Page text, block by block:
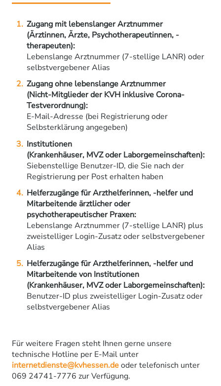
Zugang mit lebenslanger Arztnummer
(Ärztinnen, Ärzte, Psychotherapeutinnen, -
therapeuten):
Lebenslange Arztnummer (7-stellige LANR) oder
selbstvergebener Alias
Zugang ohne lebenslange Arztnummer
(Nicht-Mitglieder der KVH inklusive Corona-
Testverordnung):
E-Mail-Adresse (bei Registrierung oder
Selbsterklärung angegeben)
Institutionen
(Krankenhäuser, MVZ oder Laborgemeinschaften):
Siebenstellige Benutzer-ID, die Sie nach der
Registrierung per Post erhalten haben
Helferzugänge für Arzthelferinnen, -helfer und
Mitarbeitende ärztlicher oder
psychotherapeutischer Praxen:
Lebenslange Arztnummer (7-stellige LANR) plus
zweistelliger Login-Zusatz oder selbstvergebener
Alias
Helferzugänge für Arzthelferinnen, -helfer und
Mitarbeitende von Institutionen
(Krankenhäuser, MVZ oder Laborgemeinschaften):
Benutzer-ID plus zweistelliger Login-Zusatz oder
selbstvergebener Alias
Für weitere Fragen steht Ihnen gerne unsere
technische Hotline per E-Mail unter
internetdienste@kvhessen.deoder telefonisch unter
069 24741-7776 zur Verfügung.